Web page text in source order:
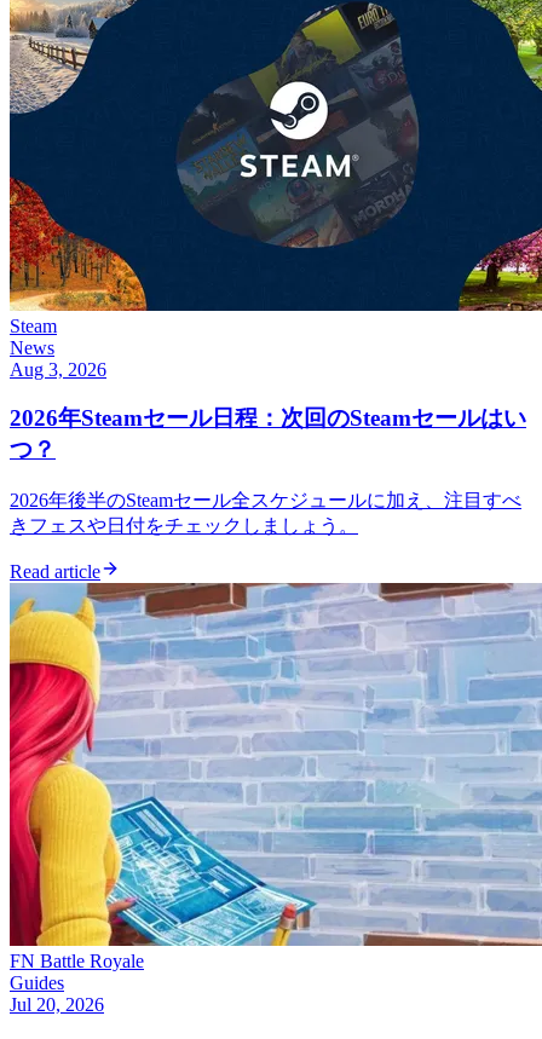
Steam
News
Aug 3, 2026
2026年Steamセール日程：次回のSteamセールはい
つ？
2026年後半のSteamセール全スケジュールに加え、注目すべ
きフェスや日付をチェックしましょう。
Read article
FN Battle Royale
Guides
Jul 20, 2026